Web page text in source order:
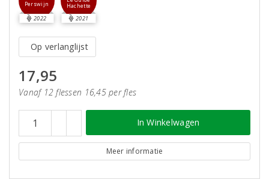
Perswijn
2022
Hachette
2021
Op verlanglijst
17,95
Vanaf 12 flessen 16,45 per fles
In Winkelwagen
Meer informatie